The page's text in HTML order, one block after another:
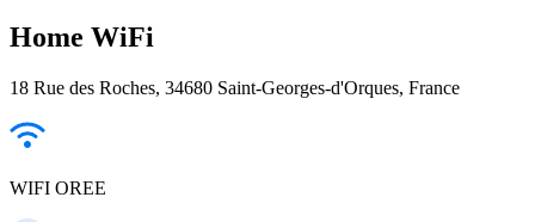
Home WiFi
18 Rue des Roches, 34680 Saint-Georges-d'Orques, France
WIFI OREE